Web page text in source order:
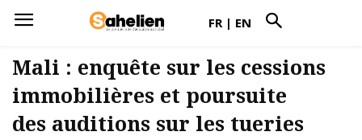
FR | EN
Mali : enquête sur les cessions
immobilières et poursuite
des auditions sur les tueries